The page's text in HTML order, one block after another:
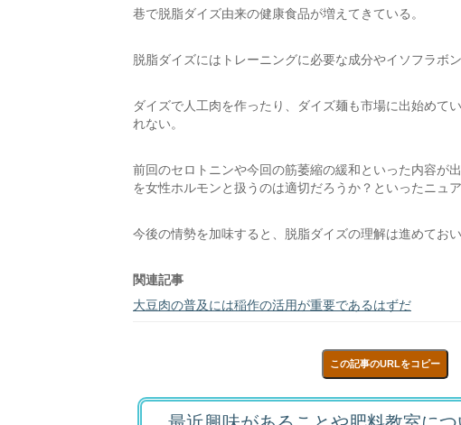
巷で脱脂ダイズ由来の健康食品が増えてきている。
脱脂ダイズにはトレーニングに必要な成分やイソフラボ
ダイズで人工肉を作ったり、ダイズ麺も市場に出始めて
れない。
前回のセロトニンや今回の筋萎縮の緩和といった内容が
を女性ホルモンと扱うのは適切だろうか？といったニュ
今後の情勢を加味すると、脱脂ダイズの理解は進めてお
関連記事
大豆肉の普及には稲作の活用が重要であるはずだ
この記事のURLをコピー